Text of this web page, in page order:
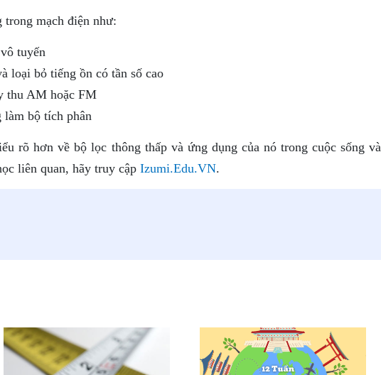
trong mạch điện như:
tuyến
loại bỏ tiếng ồn có tần số cao
thu AM hoặc FM
bộ tích phân
rõ hơn về bộ lọc thông thấp và ứng dụng của nó trong cuộc sống và
liên quan, hãy truy cập Izumi.Edu.VN.